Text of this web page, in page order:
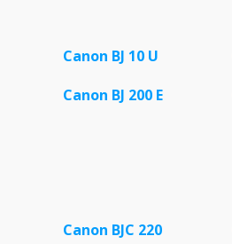
Canon BJ 10 U
Canon BJ 200 E
Canon BJC 220